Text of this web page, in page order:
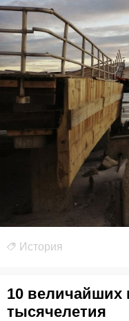
История
10 величайших
тысячелетия